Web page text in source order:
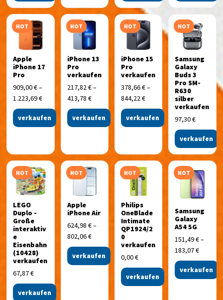
HOT
Apple
iPhone 17
Pro
909,00€–
1.223,69€
verkaufen
HOT
iPhone 13
Pro
verkaufen
217,82€–
413,78 €
verkaufen
HOT
iPhone 15
Pro
verkaufen
378,66€–
844,22€
verkaufen
HOT
Samsung
Galaxy
Buds 3
Pro SM-
R630
silber
verkaufen
97,30€
verkaufen
HOT
LEGO
Duplo -
Große
interaktiv
e
Eisenbahn
(10428)
verkaufen
67,87€
verkaufen
HOT
Apple
iPhone Air
624,98 €–
802,06€
verkaufen
HOT
Philips
OneBlade
Intimate
QP1924/2
0
verkaufen
0,00€
verkaufen
HOT
Samsung
Galaxy
A54 5G
151,49€–
183,07€
verkaufen